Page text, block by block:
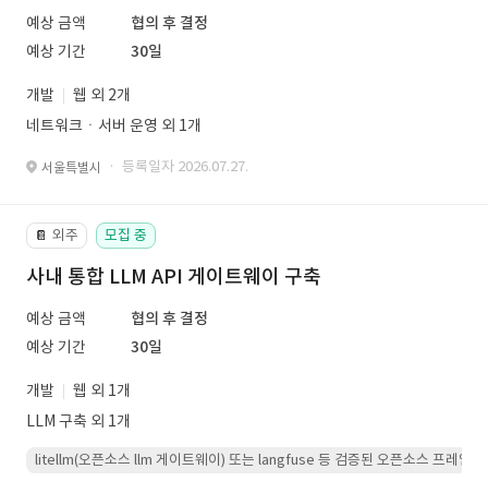
예상 금액
협의 후 결정
예상 기간
30일
개발
웹 외 2개
네트워크ㆍ서버 운영 외 1개
서울특별시 · 등록일자 2026.07.27.
📔 외주 모집 중
사내 통합 LLM API 게이트웨이 구축
예상 금액
협의 후 결정
예상 기간
30일
개발
웹 외 1개
LLM 구축 외 1개
litellm(오픈소스 llm 게이트웨이) 또는 langfuse 등 검증된 오픈소스 프레임워